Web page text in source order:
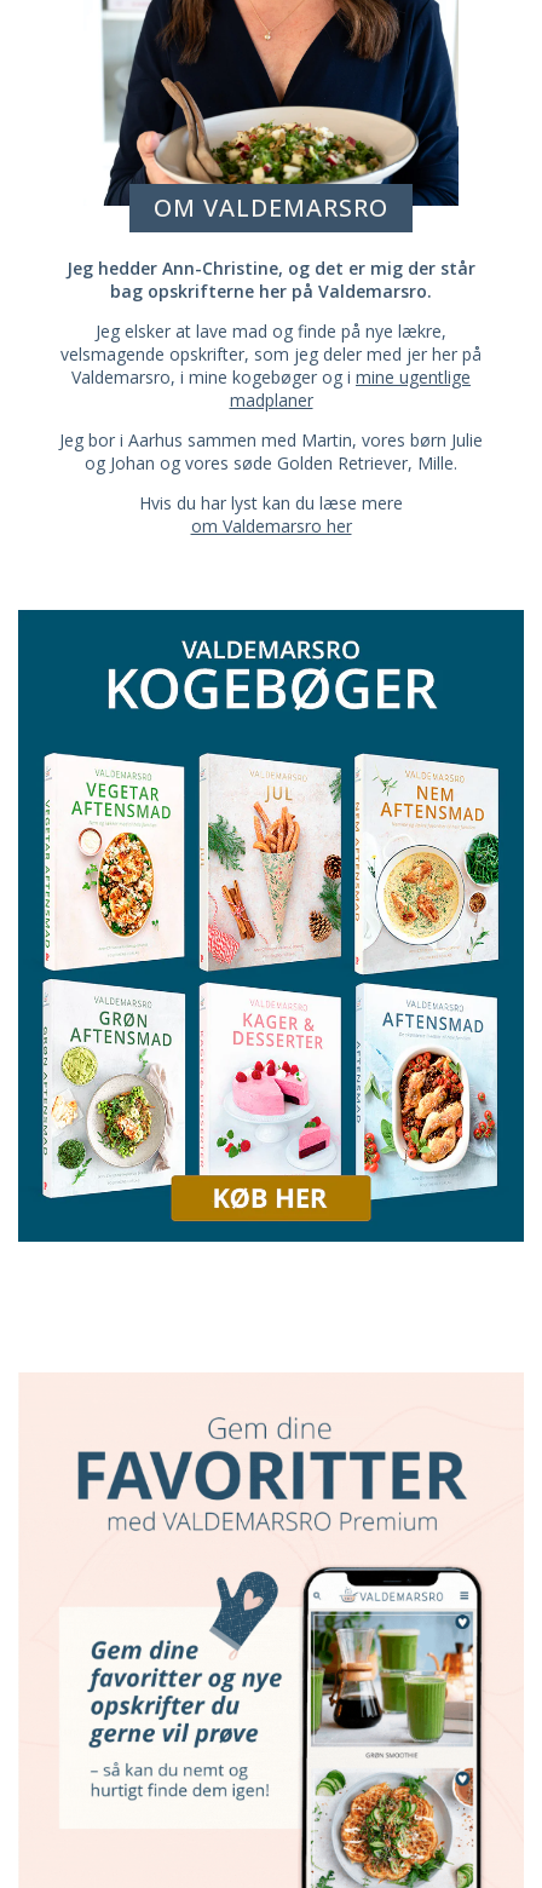
OM VALDEMARSRO
Jeg hedder Ann-Christine, og det er mig der står
bag opskrifterne her på Valdemarsro.
Jeg elsker at lave mad og finde på nye lækre,
velsmagende opskrifter, som jeg deler med jer her på
Valdemarsro, i mine kogebøger og i mine ugentlige
madplaner
Jeg bor i Aarhus sammen med Martin, vores børn Julie
og Johan og vores søde Golden Retriever, Mille.
Hvis du har lyst kan du læse mere
om Valdemarsro her